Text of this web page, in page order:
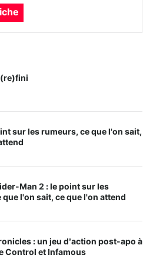
(re)fini
sur les rumeurs, ce que l'on sait,
Man 2 : le point sur les
l'on sait, ce que l'on attend
: un jeu d’action post-apo à
Control et Infamous